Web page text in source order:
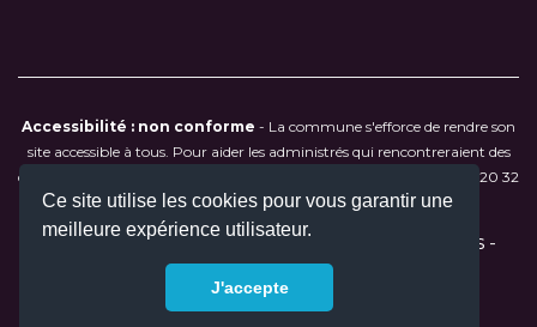
Ce site utilise les cookies pour vous garantir une
meilleure expérience utilisateur.
J'accepte
Accessibilité : non conforme - La commune s'efforce de rendre son
site accessible à tous. Pour aider les administrés qui rencontreraient des
difficultés de navigation, contactez directement la mairie au
04 90 20 32
79 ou par courriel àmairie@saumane-de-vaucluse.fr.
2026 © Tous droits réservés - Mentions légales-
Réalisation :
Colysee média